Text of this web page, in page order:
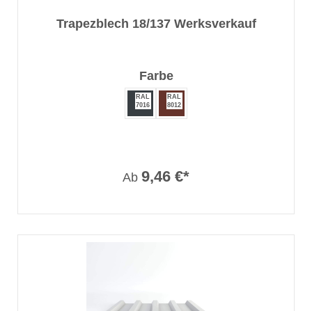
Trapezblech 18/137 Werksverkauf
Farbeauswählen
RAL
7016
RAL
8012
Ab 9,46 €*